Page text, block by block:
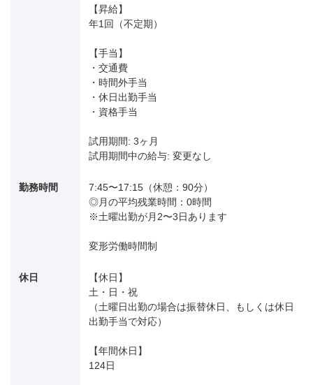
【昇給】
年1回（不定期）
【手当】
・交通費
・時間外手当
・休日出勤手当
・資格手当
試用期間: 3ヶ月
試用期間中の給与: 変更なし
勤務時間
7:45〜17:15（休憩：90分）
◎月の平均残業時間：0時間
※土曜出勤が月2〜3日あります
変形労働時間制
休日
【休日】
土・日・祝
（土曜日出勤の場合は振替休日、もしくは休日
出勤手当で対応）
【年間休日】
124日